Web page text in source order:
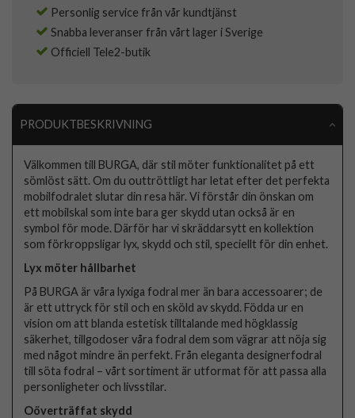
Personlig service från vår kundtjänst
Snabba leveranser från vårt lager i Sverige
Officiell Tele2-butik
PRODUKTBESKRIVNING
Välkommen till BURGA, där stil möter funktionalitet på ett
sömlöst sätt. Om du outtröttligt har letat efter det perfekta
mobilfodralet slutar din resa här. Vi förstår din önskan om
ett mobilskal som inte bara ger skydd utan också är en
symbol för mode. Därför har vi skräddarsytt en kollektion
som förkroppsligar lyx, skydd och stil, speciellt för din enhet.
Lyx möter hållbarhet
På BURGA är våra lyxiga fodral mer än bara accessoarer; de
är ett uttryck för stil och en sköld av skydd. Födda ur en
vision om att blanda estetisk tilltalande med högklassig
säkerhet, tillgodoser våra fodral dem som vägrar att nöja sig
med något mindre än perfekt. Från eleganta designerfodral
till söta fodral – vårt sortiment är utformat för att passa alla
personligheter och livsstilar.
Oöverträffat skydd